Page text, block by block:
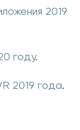
2019
году.
2019 года.